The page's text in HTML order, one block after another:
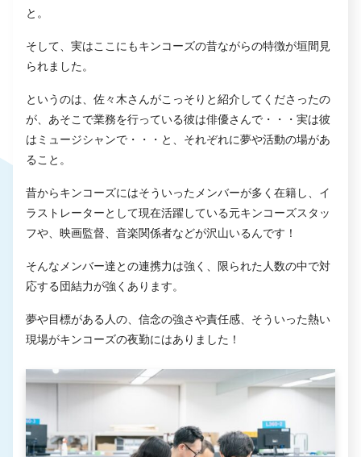
と。
そして、実はここにもキンコーズの昔ながらの特徴が垣間見
られました。
というのは、佐々木さんがこっそりと紹介してくださったの
が、あそこで業務を行っている彼は俳優さんで・・・実は彼
はミュージシャンで・・・と、それぞれに夢や活動の場があ
ること。
昔からキンコーズにはそういったメンバーが多く在籍し、イ
ラストレーターとして現在活躍している元キンコーズスタッ
フや、映画監督、音楽関係者などが沢山いるんです！
そんなメンバー達との連携力は強く、限られた人数の中で対
応する団結力が強くあります。
夢や目標がある人の、信念の強さや責任感、そういった熱い
現場がキンコーズの夜勤にはありました！